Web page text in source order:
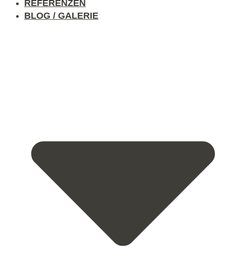
REFERENZEN
BLOG / GALERIE